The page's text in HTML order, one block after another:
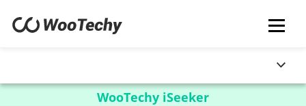
WooTechy iSeeker